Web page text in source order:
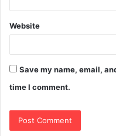
Website
Save my name, email,
time I comment.